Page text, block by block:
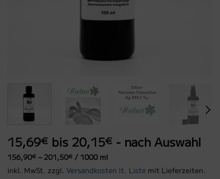
15,69€ bis 20,15€ - nach Auswahl
156,90€ –201,50€ / 1000 ml
inkl. MwSt. zzgl. Versandkosten lt. Liste mit Lieferzeiten.